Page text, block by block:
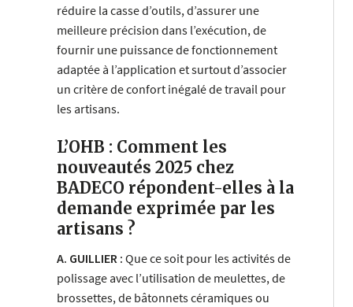
réduire la casse d’outils, d’assurer une
meilleure précision dans l’exécution, de
fournir une puissance de fonctionnement
adaptée à l’application et surtout d’associer
un critère de confort inégalé de travail pour
les artisans.
L’OHB : Comment les
nouveautés 2025 chez
BADECO répondent-elles à la
demande exprimée par les
artisans ?
A. GUILLIER : Que ce soit pour les activités de
polissage avec l’utilisation de meulettes, de
brossettes, de bâtonnets céramiques ou